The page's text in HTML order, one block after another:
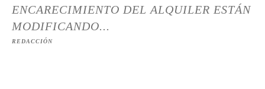
ENCARECIMIENTO DEL ALQUILER ESTÁN
MODIFICANDO...
REDACCIÓN